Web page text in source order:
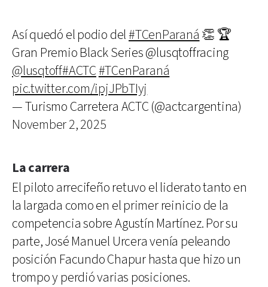
Así quedó el podio del#TCenParaná 👏 🏆
Gran Premio Black Series @lusqtoffracing
@lusqtoff#ACTC#TCenParaná
pic.twitter.com/ipjJPbTIyj
— Turismo Carretera ACTC (@actcargentina)
November 2, 2025
La carrera
El piloto arrecifeño retuvo el liderato tanto en
la largada como en el primer reinicio de la
competencia sobre Agustín Martínez. Por su
parte, José Manuel Urcera venía peleando
posición Facundo Chapur hasta que hizo un
trompo y perdió varias posiciones.